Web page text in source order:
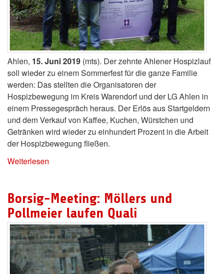
Ahlen, 15. Juni 2019 (mts). Der zehnte Ahlener Hospizlauf
soll wieder zu einem Sommerfest für die ganze Familie
werden: Das stellten die Organisatoren der
Hospizbewegung im Kreis Warendorf und der LG Ahlen in
einem Pressegespräch heraus. Der Erlös aus Startgeldern
und dem Verkauf von Kaffee, Kuchen, Würstchen und
Getränken wird wieder zu einhundert Prozent in die Arbeit
der Hospizbewegung fließen.
Weiterlesen
Borsig-Meeting: Möllers und
Pollmeier laufen Quali